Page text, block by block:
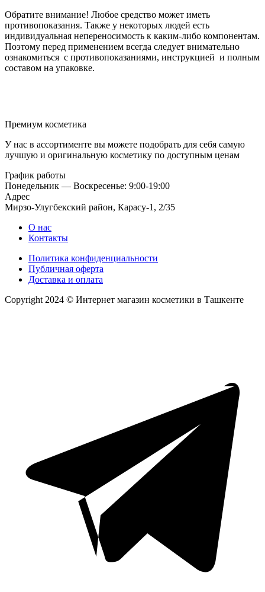
Обратите внимание! Любое средство может иметь
противопоказания. Также у некоторых людей есть
индивидуальная непереносимость к каким-либо компонентам.
Поэтому перед применением всегда следует внимательно
ознакомиться с противопоказаниями, инструкцией и полным
составом на упаковке.
Премиум косметика
У нас в ассортименте вы можете подобрать для себя самую
лучшую и оригинальную косметику по доступным ценам
График работы
Понедельник — Воскресенье: 9:00-19:00
Адрес
Мирзо-Улугбекский район, Карасу-1, 2/35
О нас
Контакты
Политика конфиденциальности
Публичная оферта
Доставка и оплата
Copyright 2024 © Интернет магазин косметики в Ташкенте